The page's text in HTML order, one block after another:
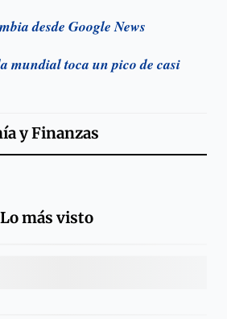
desde Google News
mundial toca un pico de casi
y Finanzas
Lo más visto